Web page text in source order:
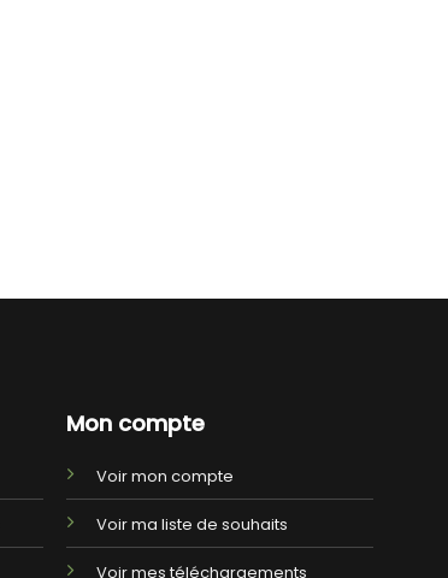
Mon compte
Voir mon compte
Voir ma liste de souhaits
Voir mes téléchargements